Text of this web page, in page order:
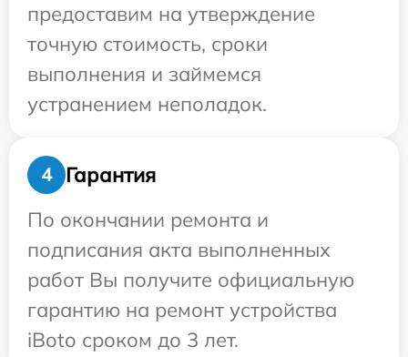
предоставим на утверждение
точную стоимость, сроки
выполнения и займемся
устранением неполадок.
4
Гарантия
По окончании ремонта и
подписания акта выполненных
работ Вы получите официальную
гарантию на ремонт устройства
iBoto сроком до 3 лет.